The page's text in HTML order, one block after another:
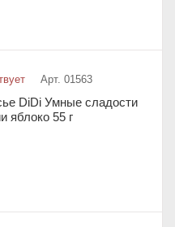
Арт. 01563
DiDi Умные сладости
яблоко 55 г